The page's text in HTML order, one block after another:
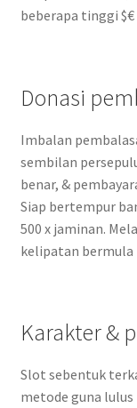
beberapa tinggi $€
Donasi
Imbalan
sembilan
benar, &
Siap bertempur
500 x jaminan.
kelipatan bermula
Karakter &
Slot sebentuk
metode guna